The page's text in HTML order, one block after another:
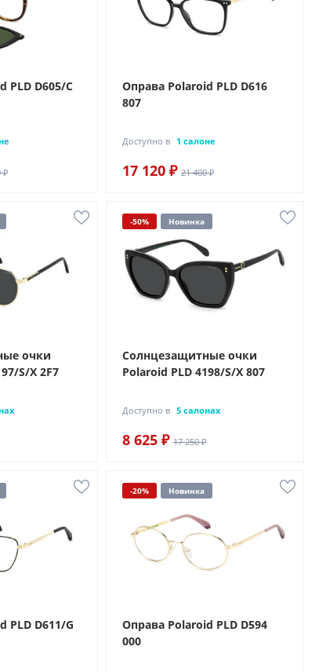
PLD D605/C
₽
Оправа Polaroid PLD D616
807
Доступно в 1 салоне
17 120 ₽ 21 400 ₽
очки
S/X 2F7
-50% Новинка
Солнцезащитные очки
Polaroid PLD 4198/S/X 807
Доступно в 5 салонах
8 625 ₽ 17 250 ₽
PLD D611/G
-20% Новинка
Оправа Polaroid PLD D594
000